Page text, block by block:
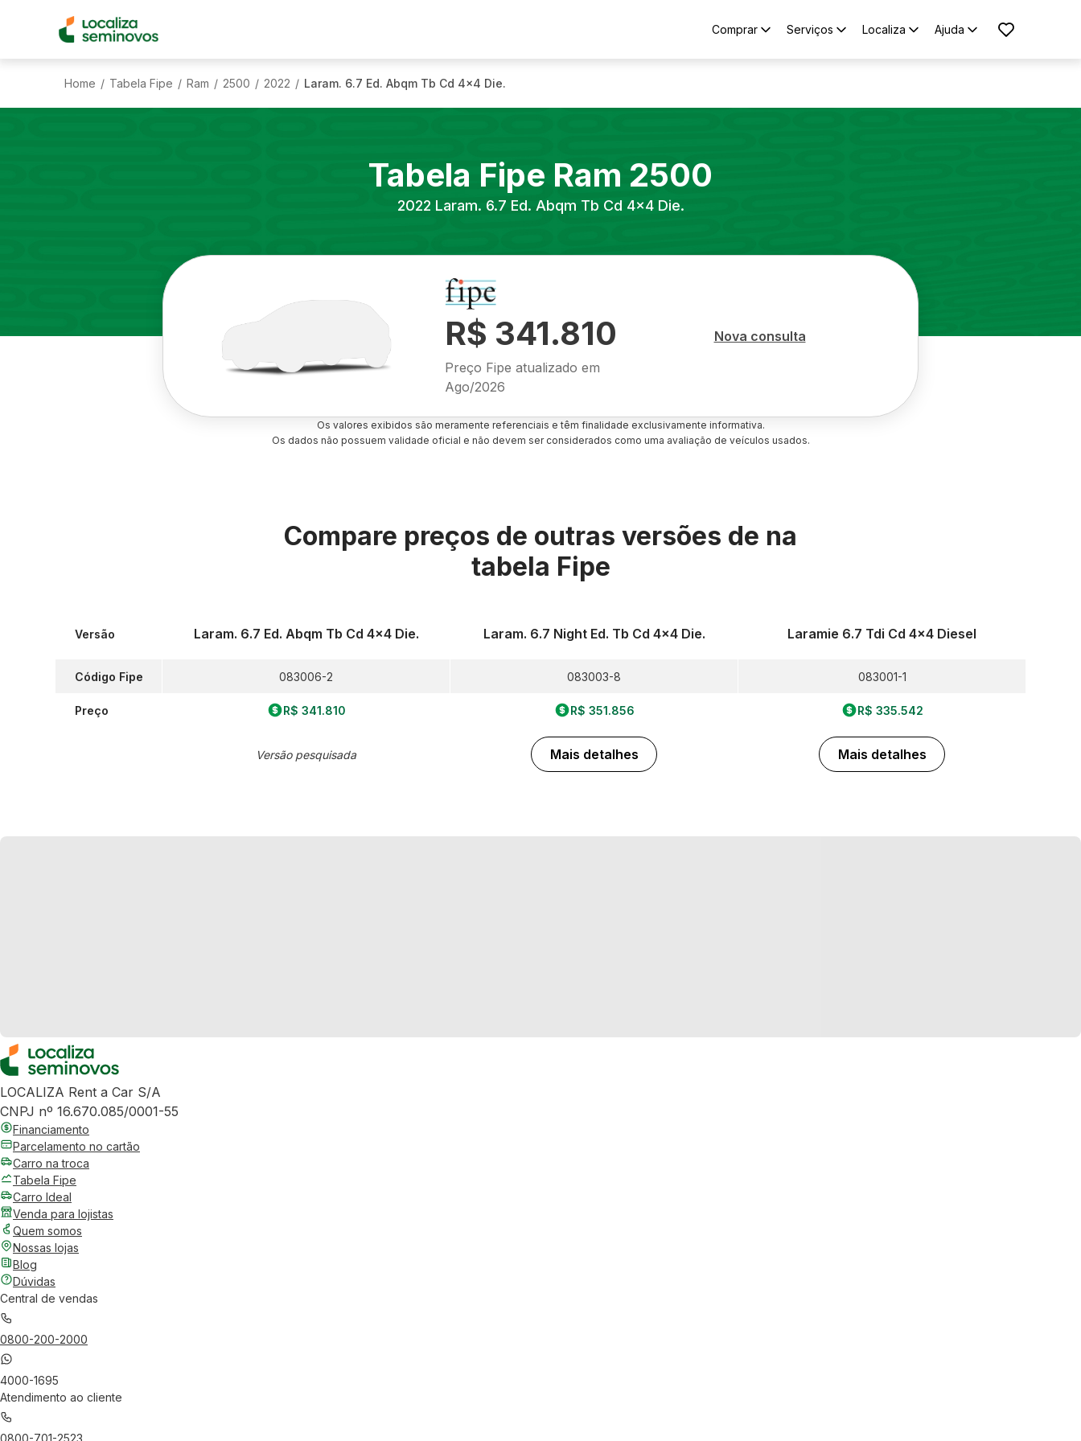
Comprar Serviços Localiza Ajuda
Home / Tabela Fipe / Ram / 2500 / 2022 / Laram. 6.7 Ed. Abqm Tb Cd 4x4 Die.
Tabela Fipe Ram 2500
2022 Laram. 6.7 Ed. Abqm Tb Cd 4x4 Die.
R$ 341.810
Preço Fipe atualizado em
Ago/2026
Nova consulta
Os valores exibidos são meramente referenciais e têm finalidade exclusivamente informativa.
Os dados não possuem validade oficial e não devem ser considerados como uma avaliação de veículos usados.
Compare preços de outras versões de na
tabela Fipe
Versão
Código Fipe
Preço
Laram. 6.7 Ed. Abqm Tb Cd 4x4 Die.
083006-2
R$ 341.810
Versão pesquisada
Laram. 6.7 Night Ed. Tb Cd 4x4 Die.
083003-8
R$ 351.856
Mais detalhes
Laramie 6.7 Tdi Cd 4x4 Diesel
083001-1
R$ 335.542
Mais detalhes
LOCALIZA Rent a Car S/A
CNPJ nº 16.670.085/0001-55
Financiamento
Parcelamento no cartão
Carro na troca
Tabela Fipe
Carro Ideal
Venda para lojistas
Quem somos
Nossas lojas
Blog
Dúvidas
Central de vendas
0800-200-2000
4000-1695
Atendimento ao cliente
0800-701-2523